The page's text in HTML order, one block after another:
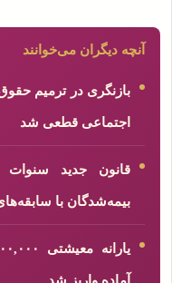
آنچه دیگران می‌خوانند
بازنگری در ترمیم
اجتماعی قطعی شد
قانون جدید سنوات
بیمه‌شدگان با